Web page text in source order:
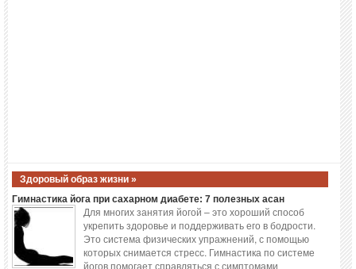
Здоровый образ жизни »
Гимнастика йога при сахарном диабете: 7 полезных асан
Для многих занятия йогой – это хороший способ
укрепить здоровье и поддерживать его в бодрости.
Это система физических упражнений, с помощью
которых снимается стресс. Гимнастика по системе
йогов помогает справляться с симптомами